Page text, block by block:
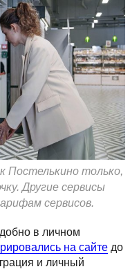
Постелькино только,
Другие сервисы
сервисов.
в личном
на сайте до
и личный